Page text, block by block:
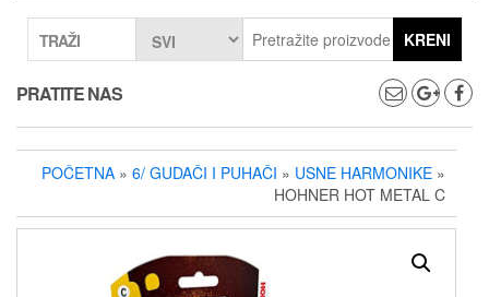
TRAŽI KRENI
PRATITE NAS
POČETNA » 6/ GUDAČI I PUHAČI » USNE HARMONIKE »
HOHNER HOT METAL C